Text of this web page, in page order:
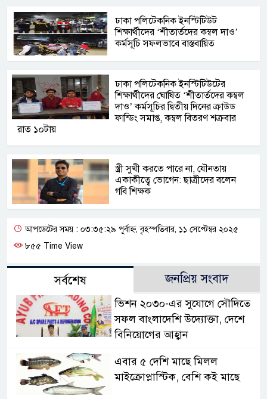
ঢাকা পলিটেকনিক ইনস্টিটিউট
শিক্ষার্থীদের ‘শীতার্তদের কম্বল দাও’
কর্মসূচি সফলভাবে বাস্তবায়িত
ঢাকা পলিটেকনিক ইনস্টিটিউটের
শিক্ষার্থীদের ঘোষিত ‘শীতার্তদের কম্বল
দাও’ কর্মসূচির দ্বিতীয় দিনের ক্রাউড
ফান্ডিং সমাপ্ত, কম্বল বিতরণ শক্রবার
রাত ১০টায়
স্ত্রী সুখী করতে পারে না, যৌনতায়
একাকীত্বে ভোগেন: ছাত্রীদের বলেন
গবি শিক্ষক
আপডেটের সময় : ০৩:৩৫:২৯ পূর্বাহ্ন, বৃহস্পতিবার, ১১ সেপ্টেম্বর ২০২৫
৮৫৫ Time View
সর্বশেষ জনপ্রিয় সংবাদ
ভিশন ২০৩০-এর সুযোগে সৌদিতে
সফল বাংলাদেশি উদ্যোক্তা, দেশে
বিনিয়োগের আহ্বান
এবার ৫ দেশি মাছে মিলল
মাইক্রোপ্লাস্টিক, বেশি কই মাছে